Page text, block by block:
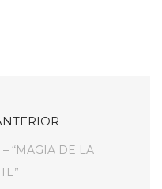
“MAGIA DE LA